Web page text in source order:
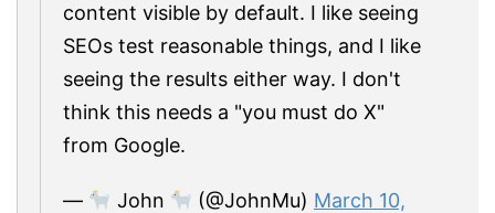
content visible by default. I like seeing
SEOs test reasonable things, and I like
seeing the results either way. I don't
think this needs a "you must do X"
from Google.
— John (@JohnMu) March 10,